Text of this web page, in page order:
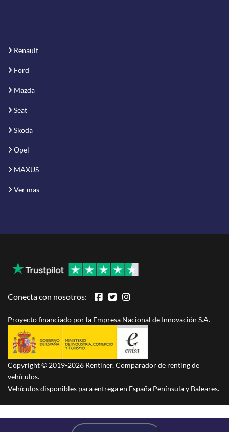
Renault
Ford
Mazda
Seat
Skoda
Opel
MAXUS
Ver mas
Conecta con nosotros:
Proyecto financiado por la Empresa Nacional de Innovación S.A.
Copyright © 2019-2026 Rentiner. Comparador de renting de
vehículos.
Vehículos disponibles para entrega en España Península y Baleares.